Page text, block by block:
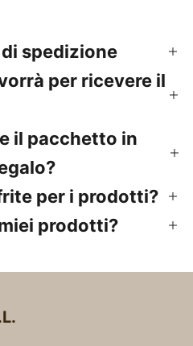
spedizione
per ricevere il
il pacchetto in
per i prodotti?
prodotti?